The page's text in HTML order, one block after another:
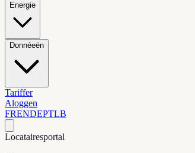
Energie
Donnéeën
Tariffer
Aloggen
FRENDEPTLB
Locatairesportal